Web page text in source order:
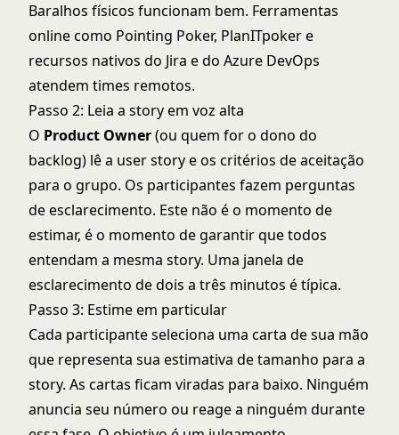
Baralhos físicos funcionam bem. Ferramentas
online como Pointing Poker, PlanITpoker e
recursos nativos do Jira e do Azure DevOps
atendem times remotos.
Passo 2: Leia a story em voz alta
O Product Owner(ou quem for o dono do
backlog) lê a user story e os critérios de aceitação
para o grupo. Os participantes fazem perguntas
de esclarecimento. Este não é o momento de
estimar, é o momento de garantir que todos
entendam a mesma story. Uma janela de
esclarecimento de dois a três minutos é típica.
Passo 3: Estime em particular
Cada participante seleciona uma carta de sua mão
que representa sua estimativa de tamanho para a
story. As cartas ficam viradas para baixo. Ninguém
anuncia seu número ou reage a ninguém durante